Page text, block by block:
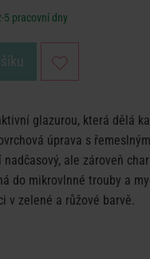
5 pracovní dny
glazurou, která dělá
úprava s
ale zároveň
do mikrovlnné trouby a
v zelené a růžové barvě.